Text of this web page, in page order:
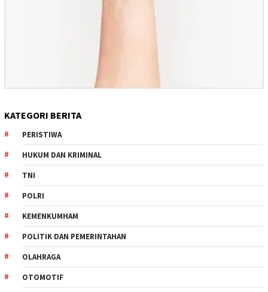
KATEGORI BERITA
PERISTIWA
HUKUM DAN KRIMINAL
TNI
POLRI
KEMENKUMHAM
POLITIK DAN PEMERINTAHAN
OLAHRAGA
OTOMOTIF